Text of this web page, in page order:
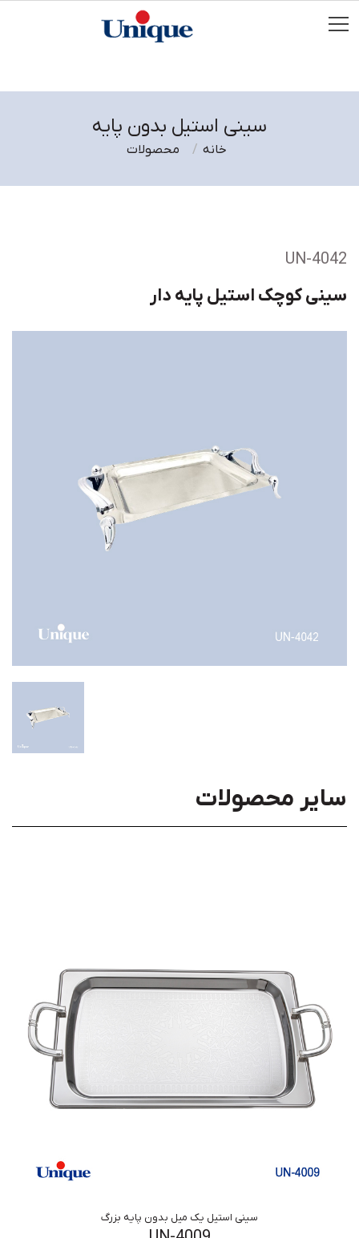
سینی استیل بدون پایه
محصولات خانه
UN-4042
سینی کوچک استیل پایه دار
سایر محصولات
سینی استیل یک میل بدون پایه بزرگ